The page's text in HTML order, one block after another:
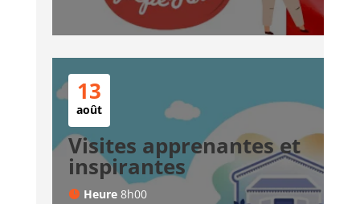
13
août
Visites apprenantes et
inspirantes
Heure 8h00